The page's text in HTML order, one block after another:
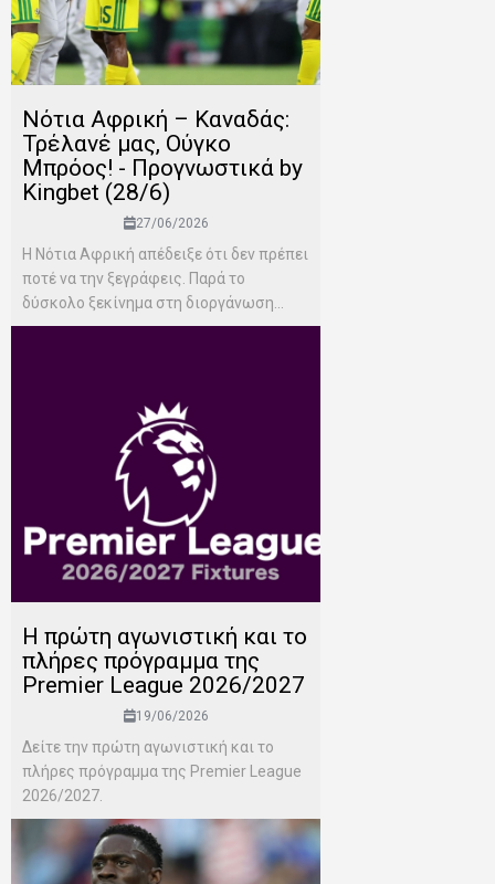
Νότια Αφρική – Καναδάς:
Τρέλανέ μας, Ούγκο
Μπρόος! - Προγνωστικά by
Kingbet (28/6)
27/06/2026
Η Νότια Αφρική απέδειξε ότι δεν πρέπει
ποτέ να την ξεγράφεις. Παρά το
δύσκολο ξεκίνημα στη διοργάνωση...
H πρώτη αγωνιστική και το
πλήρες πρόγραμμα της
Premier League 2026/2027
19/06/2026
Δείτε την πρώτη αγωνιστική και το
πλήρες πρόγραμμα της Premier League
2026/2027.